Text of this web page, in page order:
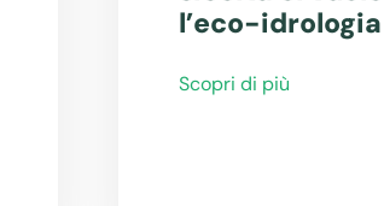
l’eco-idrologia
Scopri di più